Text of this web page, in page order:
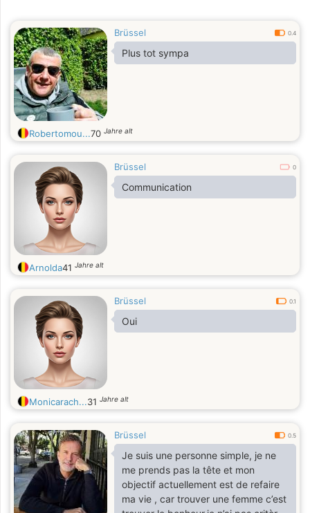
Brüssel 0.4
Plus tot sympa
Robertomou...70 Jahre alt
Brüssel 0
Communication
Arnolda41 Jahre alt
Brüssel 0.1
Oui
Monicarach...31 Jahre alt
Brüssel 0.5
Je suis une personne simple, je ne
me prends pas la tête et mon
objectif actuellement est de refaire
ma vie , car trouver une femme c’est